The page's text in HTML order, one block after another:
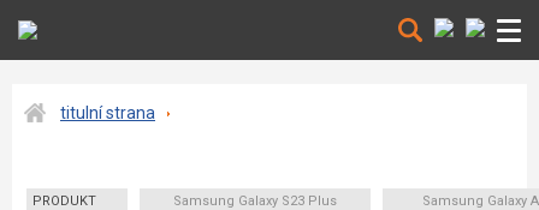
titulní strana
PRODUKT Samsung Galaxy S23 Plus Samsung Galaxy